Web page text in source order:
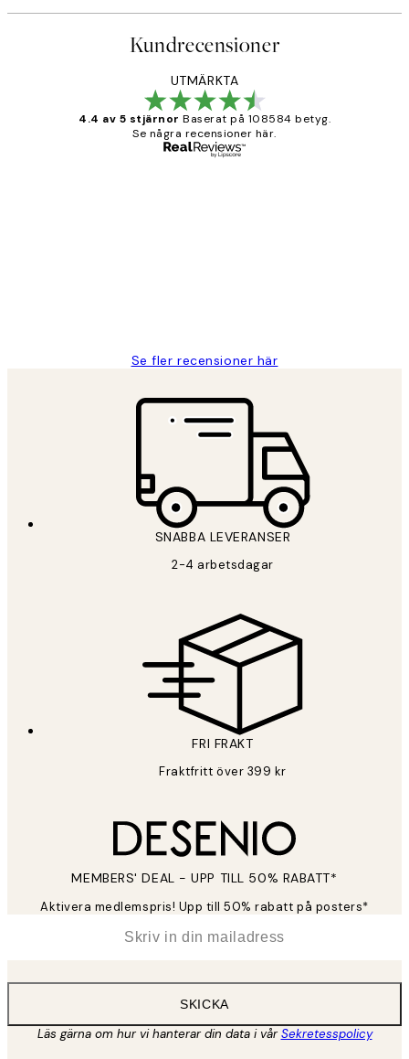
Kundrecensioner
UTMÄRKTA
4.4 av 5 stjärnor Baserat på 108584 betyg.
Se några recensioner här.
Se fler recensioner här
SNABBA LEVERANSER
2-4 arbetsdagar
FRI FRAKT
Fraktfritt över 399 kr
MEMBERS' DEAL - UPP TILL 50% RABATT*
Aktivera medlemspris! Upp till 50% rabatt på posters*
SKICKA
Läs gärna om hur vi hanterar din data i vårSekretesspolicy